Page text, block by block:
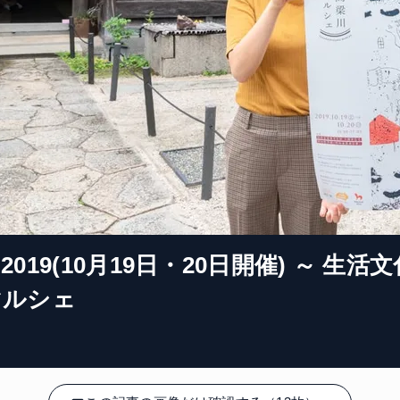
月19日・20日開催) ～ 生活文
シェ